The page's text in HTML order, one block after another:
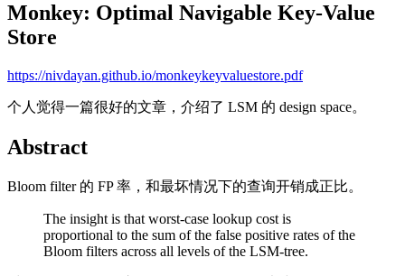
Monkey: Optimal Navigable Key-Value
Store
https://nivdayan.github.io/monkeykeyvaluestore.pdf
个人觉得一篇很好的文章，介绍了 LSM 的 design space。
Abstract
Bloom filter 的 FP 率，和最坏情况下的查询开销成正比。
The insight is that worst-case lookup cost is
proportional to the sum of the false positive rates of the
Bloom filters across all levels of the LSM-tree.